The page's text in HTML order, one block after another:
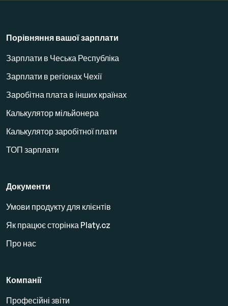
Порівняння вашої зарплати
Зарплати в Чеська Республіка
Зарплати в регіонах Чехії
Заробітна плата в інших країнах
Калькулятор мільйонера
Калькулятор заробітної плати
ТОП зарплати
Документи
Умови продукту для клієнтів
Як працює сторінка Platy.cz
Про нас
Компанії
Професійні звіти